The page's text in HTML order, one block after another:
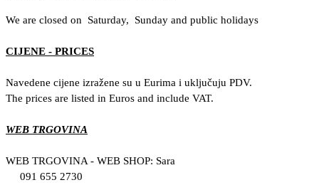
We are closed on Saturday, Sunday and public holidays
CIJENE - PRICES
Navedene cijene izražene su u Eurima i uključuju PDV.
The prices are listed in Euros and include VAT.
WEB TRGOVINA
WEB TRGOVINA - WEB SHOP: Sara
091 655 2730